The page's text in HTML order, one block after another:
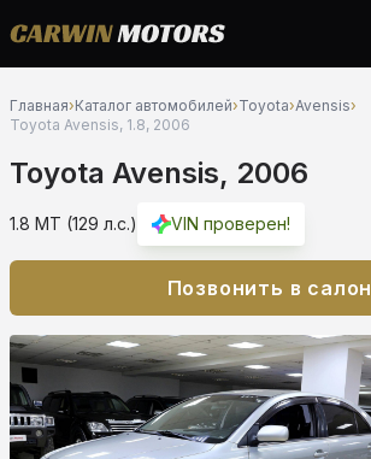
Главная›Каталог автомобилей›Toyota›Avensis›
Toyota Avensis, 1.8, 2006
Toyota Avensis, 2006
1.8 MT (129 л.с.) VIN проверен!
Позвонить в салон